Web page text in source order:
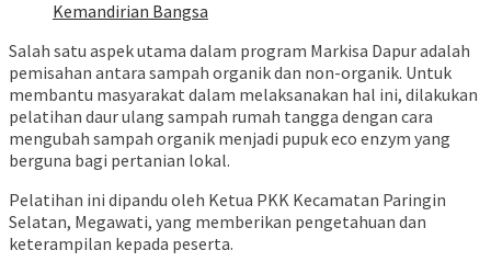
Kemandirian Bangsa
Salah satu aspek utama dalam program Markisa Dapur adalah
pemisahan antara sampah organik dan non-organik. Untuk
membantu masyarakat dalam melaksanakan hal ini, dilakukan
pelatihan daur ulang sampah rumah tangga dengan cara
mengubah sampah organik menjadi pupuk eco enzym yang
berguna bagi pertanian lokal.
Pelatihan ini dipandu oleh Ketua PKK Kecamatan Paringin
Selatan, Megawati, yang memberikan pengetahuan dan
keterampilan kepada peserta.